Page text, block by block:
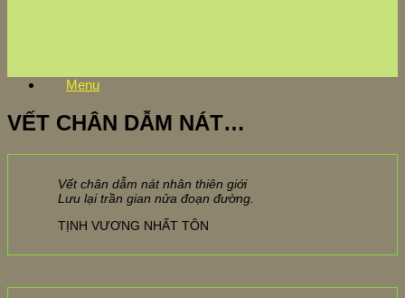
Menu
VẾT CHÂN DẪM NÁT…
Vết chân dẫm nát nhân thiên giới
Lưu lại trần gian nửa đoạn đường.
TỊNH VƯƠNG NHẤT TÔN